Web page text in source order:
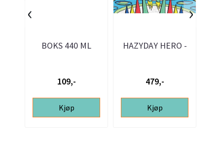
BOKS 440 ML
109,-
Kjøp
HAZYDAY HERO -
479,-
Kjøp
‹ ›